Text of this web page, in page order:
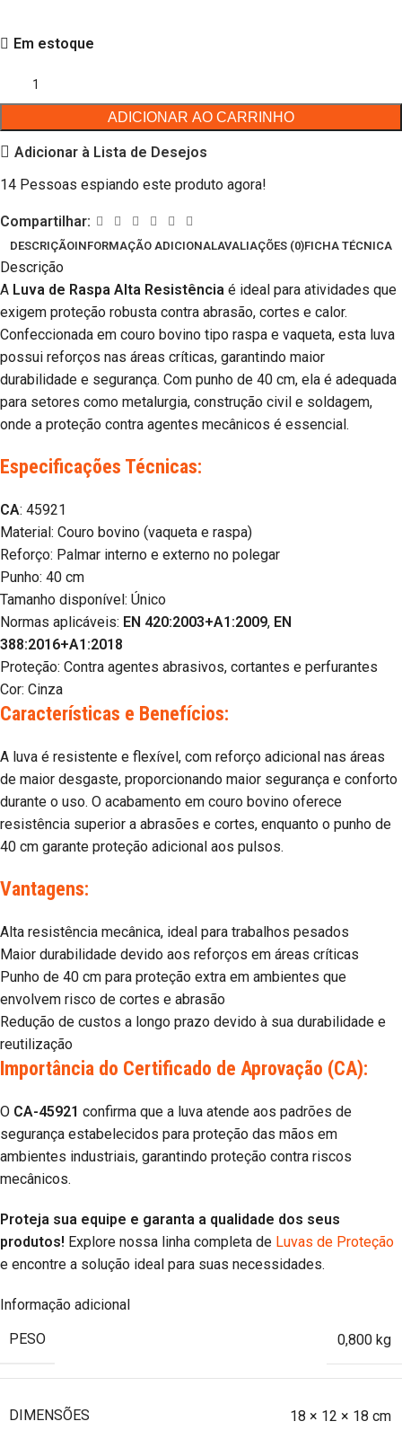
Em estoque
ADICIONAR AO CARRINHO
Adicionar à Lista de Desejos
14 Pessoas espiando este produto agora!
Compartilhar:
DESCRIÇÃOINFORMAÇÃO ADICIONALAVALIAÇÕES (0)FICHA TÉCNICA
Descrição
A Luva de Raspa Alta Resistência é ideal para atividades que
exigem proteção robusta contra abrasão, cortes e calor.
Confeccionada em couro bovino tipo raspa e vaqueta, esta luva
possui reforços nas áreas críticas, garantindo maior
durabilidade e segurança. Com punho de 40 cm, ela é adequada
para setores como metalurgia, construção civil e soldagem,
onde a proteção contra agentes mecânicos é essencial.
Especificações Técnicas:
CA: 45921
Material: Couro bovino (vaqueta e raspa)
Reforço: Palmar interno e externo no polegar
Punho: 40 cm
Tamanho disponível: Único
Normas aplicáveis: EN 420:2003+A1:2009, EN
388:2016+A1:2018
Proteção: Contra agentes abrasivos, cortantes e perfurantes
Cor: Cinza
Características e Benefícios:
A luva é resistente e flexível, com reforço adicional nas áreas
de maior desgaste, proporcionando maior segurança e conforto
durante o uso. O acabamento em couro bovino oferece
resistência superior a abrasões e cortes, enquanto o punho de
40 cm garante proteção adicional aos pulsos.
Vantagens:
Alta resistência mecânica, ideal para trabalhos pesados
Maior durabilidade devido aos reforços em áreas críticas
Punho de 40 cm para proteção extra em ambientes que
envolvem risco de cortes e abrasão
Redução de custos a longo prazo devido à sua durabilidade e
reutilização
Importância do Certificado de Aprovação (CA):
O CA-45921 confirma que a luva atende aos padrões de
segurança estabelecidos para proteção das mãos em
ambientes industriais, garantindo proteção contra riscos
mecânicos.
Proteja sua equipe e garanta a qualidade dos seus
produtos! Explore nossa linha completa de Luvas de Proteção
e encontre a solução ideal para suas necessidades.
Informação adicional
PESO
0,800 kg
DIMENSÕES 18 × 12 × 18 cm